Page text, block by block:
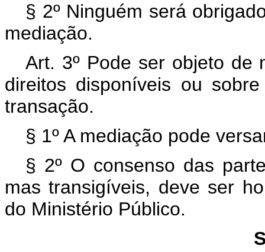
§ 2º Ninguém será
mediação.
Art. 3º Pode ser objeto de
direitos disponíveis ou
transação.
§ 1º A mediação pode
§ 2º O consenso das
mas transigíveis, deve ser
do Ministério Público.